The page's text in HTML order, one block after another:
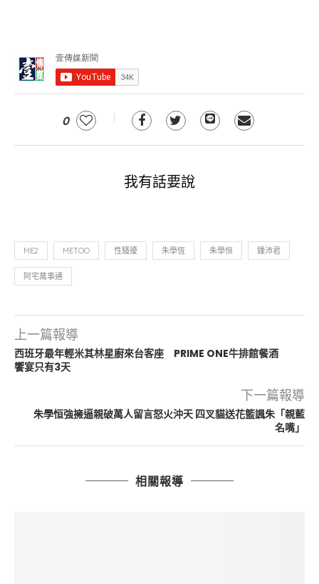
0
我有話要說
ME2 METOO 性騷擾 朱學恆 朱學恒 鍾沛君
阿宅萬事通
上一篇報導
西班牙最年輕米其林星廚來台客座 PRIME ONE牛排館餐酒
饗宴只有3天
下一篇報導
朱學恒強擁逼親破萬人留言怒火沖天 四叉貓送花籃諷朱「親藍
名嘴」
相關報導